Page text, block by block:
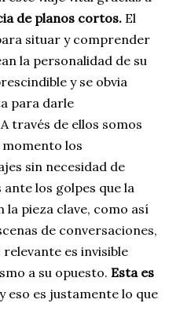
de planos cortos. El
situar y comprender
la personalidad de su
y se obvia
para darle
través de ellos somos
momento los
sin necesidad de
los golpes que la
la pieza clave, como así
de conversaciones,
es invisible
a su opuesto.Esta es
y eso es justamente lo que